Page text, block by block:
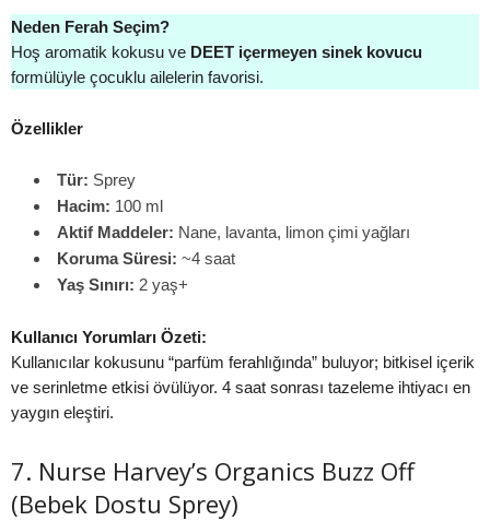
Neden Ferah Seçim?
Hoş aromatik kokusu ve DEET içermeyen sinek kovucu
formülüyle çocuklu ailelerin favorisi.
Özellikler
Tür: Sprey
Hacim: 100 ml
Aktif Maddeler: Nane, lavanta, limon çimi yağları
Koruma Süresi: ~4 saat
Yaş Sınırı: 2 yaş+
Kullanıcı Yorumları Özeti:
Kullanıcılar kokusunu “parfüm ferahlığında” buluyor; bitkisel içerik
ve serinletme etkisi övülüyor. 4 saat sonrası tazeleme ihtiyacı en
yaygın eleştiri.
7. Nurse Harvey’s Organics Buzz Off
(Bebek Dostu Sprey)